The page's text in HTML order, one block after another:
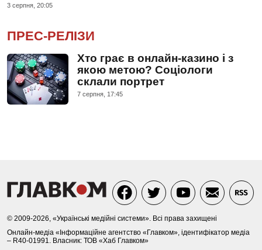
3 серпня, 20:05
ПРЕС-РЕЛІЗИ
Хто грає в онлайн-казино і з
якою метою? Соціологи
склали портрет
7 серпня, 17:45
© 2009-2026, «Українські медійні системи». Всі права захищені
Онлайн-медіа «Інформаційне агентство «Главком», ідентифікатор медіа
– R40-01991. Власник: ТОВ «Хаб Главком»